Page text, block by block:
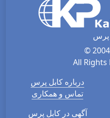
پرس
©
All Rights
درباره کابل پرس
تماس و همکاری
آگهی در کابل پرس